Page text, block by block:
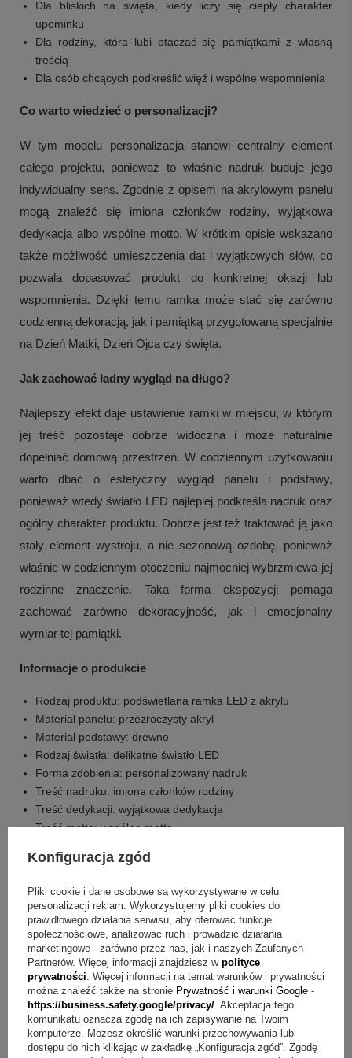
+2
Dla bliskich na święta, kiedy liczy się ciepły charakter
upominku
Dla rodziny, która lubi otaczać się pamiątkami z własną
treścią
Dla osób chcących podkreślić więź i wspólne wspomnienia
Co warto wiedzieć o personalizacji?
W tym modelu personalizacja stanowi centralny element
całego projektu, ponieważ to właśnie nadruk buduje jego
indywidualny sens. Zgodnie z opisem na akrylowym panelu
mogą znaleźć się imiona członków rodziny, wyjątkowa
dedykacja albo wspólne motto. W krótkim opisie wskazano
także możliwość umieszczenia dat i wyjątkowych słów, co
pozwala dopasować produkt do konkretnej okazji lub
wspomnienia. Dzięki temu ramka może stać się zarówno
codzienną dekoracją, jak i pamiątką przygotowaną specjalnie
na Dzień Matki, Dzień Ojca czy święta.
Jak zachować ładny wygląd na długo?
Najlepszy efekt daje ustawienie ramki w miejscu, w którym
jej treść pozostaje dobrze widoczna i może naturalnie
dopełniać domową przestrzeń. W codziennym użytkowaniu
warto dbać o estetyczny wygląd panelu i podstawy,
ponieważ wtedy światło LED najlepiej podkreśla nadruk oraz
ogólny charakter produktu. Dobrze jest też traktować ją jako
stały element wystroju, a nie sezonową ozdobę, ponieważ
właśnie w codziennym otoczeniu najmocniej wybrzmiewa jej
rodzinne znaczenie. Taka forma ekspozycji pomaga
zachować zarówno dekoracyjność, jak i emocjonalny
wymiar tej pamiątki.
Informacje o produkcie
Rodzaj produktu: podświetlana ramka LED z akrylu
Materiał panelu: przezroczysty akryl
Materiał podstawy: drewno
Rodzaj światła: delikatne światło LED
Forma zdobienia: personalizowany nadruk
Treść nadruku: imiona członków rodziny
Treść dedykacji: wyjątkowa dedykacja
Treść motta: wspólne motto
Sugerowane ustawienie na półce: tak
Sugerowane ustawienie w centralnym miejscu w domu: tak
FAQ – szybkie odpowiedzi o ramce LED z akrylu
Pytanie:Jaką personalizację można dodać do ramki?
Odpowiedź:Na nadruku mogą znaleźć się imiona członków
rodziny, wyjątkowa dedykacja, wspólne motto, a także daty
lub wyjątkowe słowa.
Konfiguracja zgód
Pliki cookie i dane osobowe są wykorzystywane w celu
personalizacji reklam. Wykorzystujemy pliki cookies do
prawidłowego działania serwisu, aby oferować funkcje
społecznościowe, analizować ruch i prowadzić działania
marketingowe - zarówno przez nas, jak i naszych Zaufanych
Partnerów. Więcej informacji znajdziesz w polityce
prywatności . Więcej informacji na temat warunków i prywatności
można znaleźć także na stronie Prywatność i warunki Google -
https://business.safety.google/privacy/ . Akceptacja tego
komunikatu oznacza zgodę na ich zapisywanie na Twoim
komputerze. Możesz określić warunki przechowywania lub
dostępu do nich klikając w zakładkę „Konfiguracja zgód”. Zgodę